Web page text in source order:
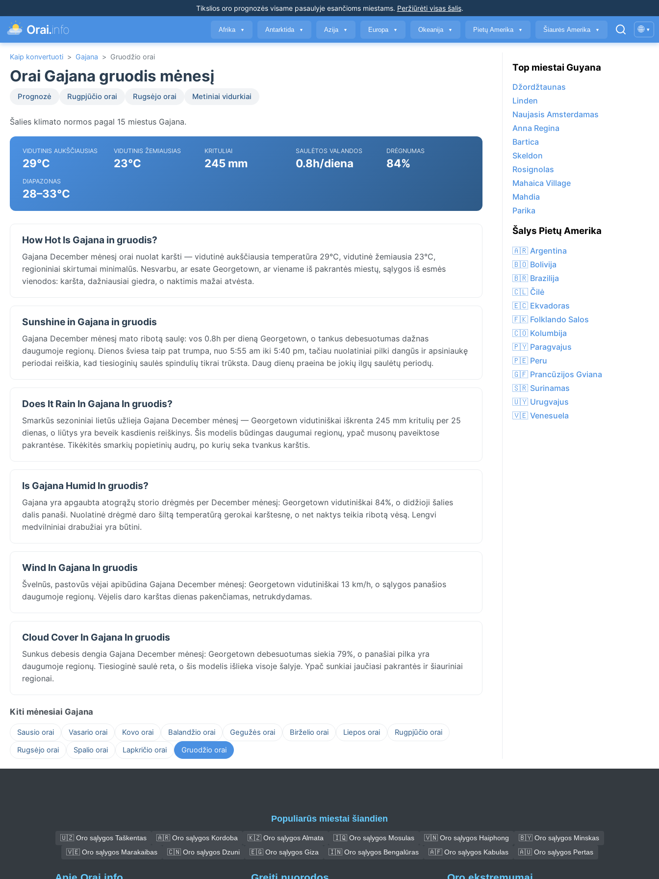
Tikslios oro prognozėsvisame pasaulyje esančioms miestams. Peržiūrėti visas šalis.
Orai.info Afrika ▼ Antarktida ▼ Azija ▼ Europa ▼ Okeanija ▼ Pietų Amerika ▼ Šiaurės Amerika ▼ 🌐 ▾
Kaip konvertuoti > Gajana > Gruodžio orai
Orai Gajana gruodis mėnesį
Prognozė Rugpjūčio orai Rugsėjo orai Metiniai vidurkiai
Šalies klimato normos pagal 15 miestus Gajana.
VIDUTINIS AUKŠČIAUSIAS
29°C
VIDUTINIS ŽEMIAUSIAS
23°C
KRITULIAI
245 mm
SAULĖTOS VALANDOS
0.8h/diena
DRĖGNUMAS
84%
DIAPAZONAS
28–33°C
How Hot Is Gajana in gruodis?
Gajana December mėnesį orai nuolat karšti — vidutinė aukščiausia temperatūra 29°C, vidutinė žemiausia 23°C,
regioniniai skirtumai minimalūs. Nesvarbu, ar esate Georgetown, ar viename iš pakrantės miestų, sąlygos iš esmės
vienodos: karšta, dažniausiai giedra, o naktimis mažai atvėsta.
Sunshine in Gajana in gruodis
Gajana December mėnesį mato ribotą saulę: vos 0.8h per dieną Georgetown, o tankus debesuotumas dažnas
daugumoje regionų. Dienos šviesa taip pat trumpa, nuo 5:55 am iki 5:40 pm, tačiau nuolatiniai pilki dangūs ir apsiniaukę
periodai reiškia, kad tiesioginių saulės spindulių tikrai trūksta. Daug dienų praeina be jokių ilgų saulėtų periodų.
Does It Rain In Gajana In gruodis?
Smarkūs sezoniniai lietūs užlieja Gajana December mėnesį — Georgetown vidutiniškai iškrenta 245 mm kritulių per 25
dienas, o liūtys yra beveik kasdienis reiškinys. Šis modelis būdingas daugumai regionų, ypač musonų paveiktose
pakrantėse. Tikėkitės smarkių popietinių audrų, po kurių seka tvankus karštis.
Is Gajana Humid In gruodis?
Gajana yra apgaubta atogrąžų storio drėgmės per December mėnesį: Georgetown vidutiniškai 84%, o didžioji šalies
dalis panaši. Nuolatinė drėgmė daro šiltą temperatūrą gerokai karštesnę, o net naktys teikia ribotą vėsą. Lengvi
medvilniniai drabužiai yra būtini.
Wind In Gajana In gruodis
Švelnūs, pastovūs vėjai apibūdina Gajana December mėnesį: Georgetown vidutiniškai 13 km/h, o sąlygos panašios
daugumoje regionų. Vėjelis daro karštas dienas pakenčiamas, netrukdydamas.
Cloud Cover In Gajana In gruodis
Sunkus debesis dengia Gajana December mėnesį: Georgetown debesuotumas siekia 79%, o panašiai pilka yra
daugumoje regionų. Tiesioginė saulė reta, o šis modelis išlieka visoje šalyje. Ypač sunkiai jaučiasi pakrantės ir šiauriniai
regionai.
Kiti mėnesiai Gajana
Sausio orai Vasario orai Kovo orai Balandžio orai Gegužės orai Birželio orai Liepos orai
Rugpjūčio orai
Rugsėjo orai
Spalio orai Lapkričio orai Gruodžio orai
Top miestai Guyana
Džordžtaunas
Linden
Naujasis Amsterdamas
Anna Regina
Bartica
Skeldon
Rosignolas
Mahaica Village
Mahdia
Parika
Šalys Pietų Amerika
🇦🇷 Argentina
🇧🇴 Bolivija
🇧🇷 Brazilija
🇨🇱 Čilė
🇪🇨 Ekvadoras
🇫🇰 Folklando Salos
🇨🇴 Kolumbija
🇵🇾 Paragvajus
🇵🇪 Peru
🇬🇫 Prancūzijos Gviana
🇸🇷 Surinamas
🇺🇾 Urugvajus
🇻🇪 Venesuela
Populiarūs miestai šiandien
🇺🇿 Oro sąlygos Taškentas 🇦🇷 Oro sąlygos Kordoba 🇰🇿 Oro sąlygos Almata 🇮🇶 Oro sąlygos Mosulas 🇻🇳 Oro sąlygos Haiphong
🇧🇾 Oro sąlygos Minskas
🇻🇪 Oro sąlygos Marakaibas
🇨🇳 Oro sąlygos Dzuni 🇪🇬 Oro sąlygos Giza 🇮🇳 Oro sąlygos Bengalūras 🇦🇫 Oro sąlygos Kabulas 🇦🇺 Oro sąlygos Pertas